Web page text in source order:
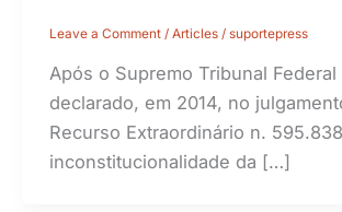
Leave a Comment / Articles/ suportepress
Após o Supremo Tribunal Federal
declarado, em 2014, no
Recurso Extraordinário n.
inconstitucionalidade da […]